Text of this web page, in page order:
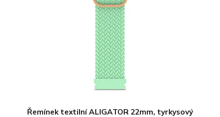
Řemínek textilní ALIGATOR 22mm, tyrkysový